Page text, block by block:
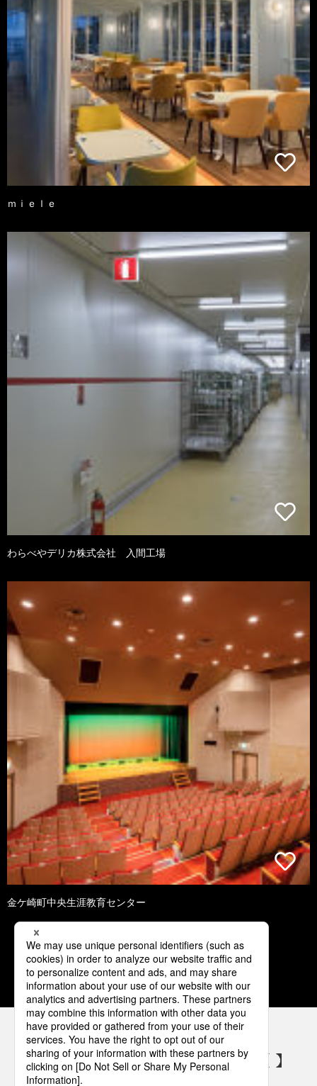
ｍｉｅｌｅ
わらべやデリカ株式会社 入間工場
金ケ崎町中央生涯教育センター
1 2 3 4 5
パナソニックの電気設備 SNSアカウント